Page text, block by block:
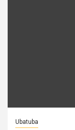
Ubatuba